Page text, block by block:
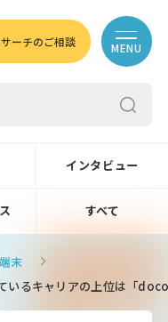
サーチのご相談 MENU
インタビュー
すべて
端末
いるキャリアの上位は「